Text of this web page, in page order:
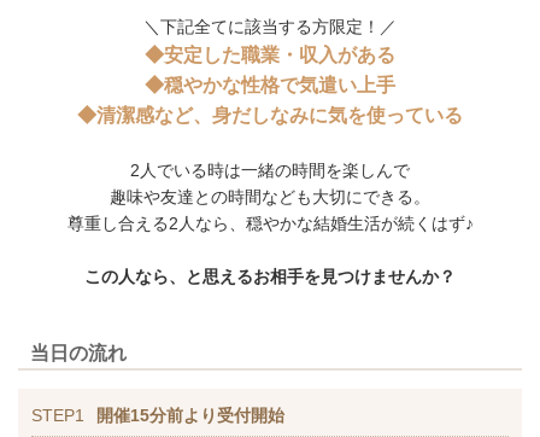
＼下記全てに該当する方限定！／
◆安定した職業・収入がある
◆穏やかな性格で気遣い上手
◆清潔感など、身だしなみに気を使っている
2人でいる時は一緒の時間を楽しんで
趣味や友達との時間なども大切にできる。
尊重し合える2人なら、穏やかな結婚生活が続くはず♪
この人なら、と思えるお相手を見つけませんか？
当日の流れ
STEP1 開催15分前より受付開始